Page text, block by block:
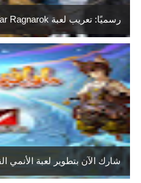
رسميًا: تعريب لعبة God Of War Ragnarok!
شارك الآن بتطوير لعبة الأنمي